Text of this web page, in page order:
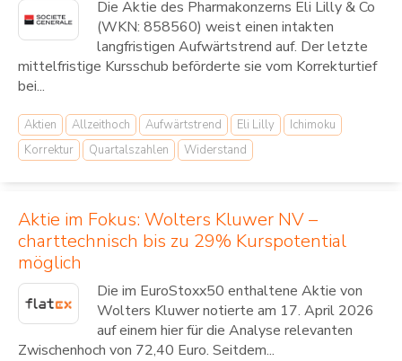
Die Aktie des Pharmakonzerns Eli Lilly & Co
(WKN: 858560) weist einen intakten
langfristigen Aufwärtstrend auf. Der letzte
mittelfristige Kursschub beförderte sie vom Korrekturtief
bei...
Aktien Allzeithoch Aufwärtstrend Eli Lilly
Ichimoku
Korrektur
Quartalszahlen Widerstand
Aktie im Fokus: Wolters Kluwer NV –
charttechnisch bis zu 29% Kurspotential
möglich
Die im EuroStoxx50 enthaltene Aktie von
Wolters Kluwer notierte am 17. April 2026
auf einem hier für die Analyse relevanten
Zwischenhoch von 72,40 Euro. Seitdem...